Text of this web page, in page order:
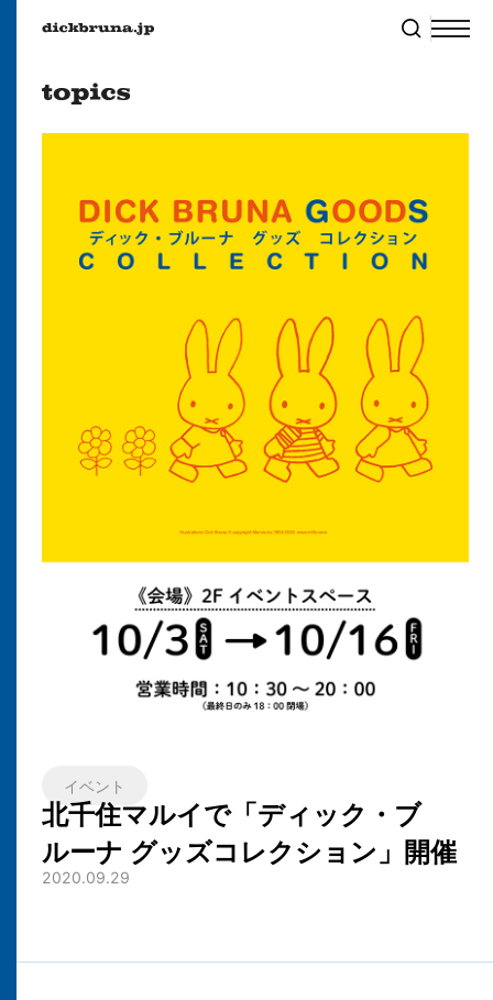
イベント
北千住マルイで「ディック・ブ
ルーナ グッズコレクション」開催
2020.09.29